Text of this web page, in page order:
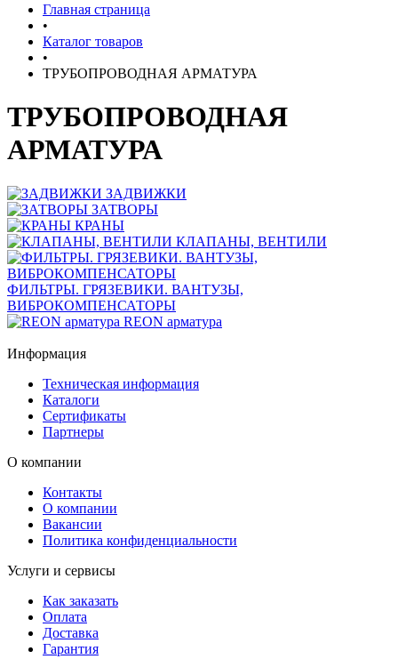
Главная страница
•
Каталог товаров
•
ТРУБОПРОВОДНАЯ АРМАТУРА
ТРУБОПРОВОДНАЯ
АРМАТУРА
ЗАДВИЖКИ
ЗАТВОРЫ
КРАНЫ
КЛАПАНЫ, ВЕНТИЛИ
ФИЛЬТРЫ. ГРЯЗЕВИКИ. ВАНТУЗЫ,
ВИБРОКОМПЕНСАТОРЫ
REON арматура
Информация
Техническая информация
Каталоги
Сертификаты
Партнеры
О компании
Контакты
О компании
Вакансии
Политика конфиденциальности
Услуги и сервисы
Как заказать
Оплата
Доставка
Гарантия